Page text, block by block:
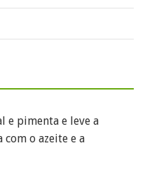
e pimenta e leve a
o azeite e a